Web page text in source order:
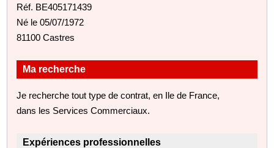
Réf. BE405171439
Né le 05/07/1972
81100 Castres
Ma recherche
Je recherche tout type de contrat, en Ile de France,
dans les Services Commerciaux.
Expériences professionnelles